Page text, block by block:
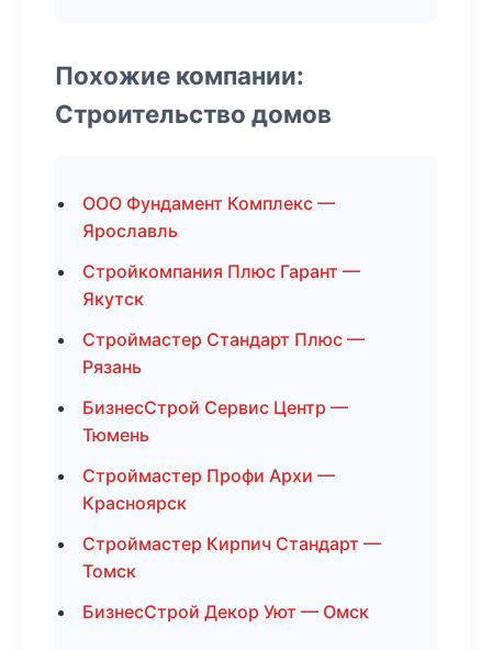
Похожие компании:
Строительство домов
ООО Фундамент Комплекс —
Ярославль
Стройкомпания Плюс Гарант —
Якутск
Строймастер Стандарт Плюс —
Рязань
БизнесСтрой Сервис Центр —
Тюмень
Строймастер Профи Архи —
Красноярск
Строймастер Кирпич Стандарт —
Томск
БизнесСтрой Декор Уют — Омск